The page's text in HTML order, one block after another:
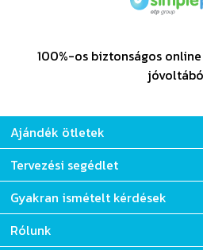
100%-os biztonságos
Ajándék ötletek
Tervezési segédlet
Gyakran ismételt kérdések
Rólunk